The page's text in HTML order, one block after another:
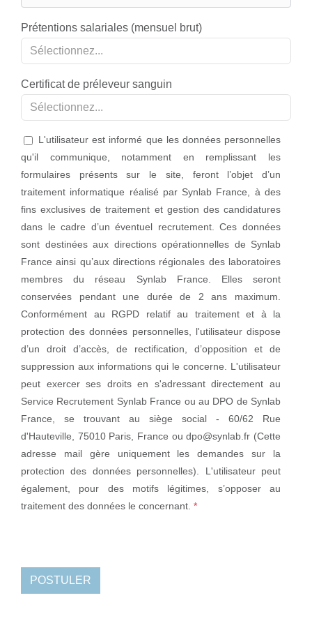
Prétentions salariales (mensuel brut)
Sélectionnez...
Certificat de préleveur sanguin
Sélectionnez...
L'utilisateur est informé que les données personnelles
qu'il communique, notamment en remplissant les
formulaires présents sur le site, feront l’objet d’un
traitement informatique réalisé par Synlab France, à des
fins exclusives de traitement et gestion des candidatures
dans le cadre d’un éventuel recrutement. Ces données
sont destinées aux directions opérationnelles de Synlab
France ainsi qu’aux directions régionales des laboratoires
membres du réseau Synlab France. Elles seront
conservées pendant une durée de 2 ans maximum.
Conformément au RGPD relatif au traitement et à la
protection des données personnelles, l'utilisateur dispose
d’un droit d’accès, de rectification, d’opposition et de
suppression aux informations qui le concerne. L'utilisateur
peut exercer ses droits en s'adressant directement au
Service Recrutement Synlab France ou au DPO de Synlab
France, se trouvant au siège social - 60/62 Rue
d'Hauteville, 75010 Paris, France oudpo@synlab.fr (Cette
adresse mail gère uniquement les demandes sur la
protection des données personnelles). L'utilisateur peut
également, pour des motifs légitimes, s’opposer au
traitement des données le concernant.